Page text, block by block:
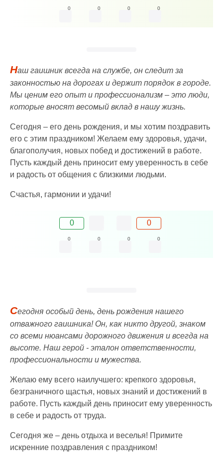
0 0 0 0
Наш гаишник всегда на службе, он следит за
законностью на дорогах и держит порядок в городе.
Мы ценим его опыт и профессионализм – это люди,
которые вносят весомый вклад в нашу жизнь.
Сегодня – его день рождения, и мы хотим поздравить
его с этим праздником! Желаем ему здоровья, удачи,
благополучия, новых побед и достижений в работе.
Пусть каждый день приносит ему уверенность в себе
и радость от общения с близкими людьми.
Счастья, гармонии и удачи!
0 0
0 0 0 0
Сегодня особый день, день рождения нашего
отважного гаишника! Он, как никто другой, знаком
со всеми нюансами дорожного движения и всегда на
высоте. Наш герой - эталон ответственности,
профессиональности и мужества.
Желаю ему всего наилучшего: крепкого здоровья,
безграничного щастья, новых знаний и достижений в
работе. Пусть каждый день приносит ему уверенность
в себе и радость от труда.
Сегодня же – день отдыха и веселья! Примите
искренние поздравления с праздником!